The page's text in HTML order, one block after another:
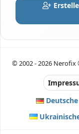
© 2002 - 2026 Nerofix